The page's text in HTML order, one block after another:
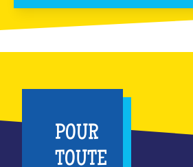
POUR
TOUTE